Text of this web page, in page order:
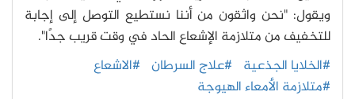
ويقول: "نحن واثقون من أننا نستطيع التوصل إلى إجابة
للتخفيف من متلازمة الإشعاع الحاد في وقت قريب جدًا".
#الخلايا الجذعية #علاج السرطان #الاشعاع
#متلازمة الأمعاء الهيوجة